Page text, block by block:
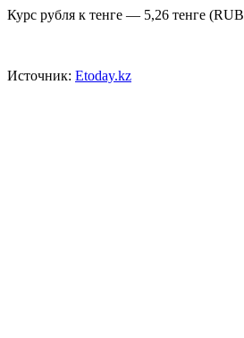
Курс рубля к тенге — 5,26
Источник: Etoday.kz